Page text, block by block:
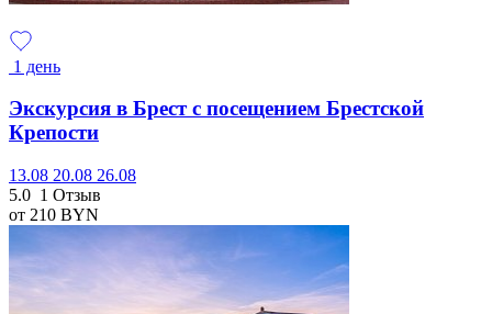
1 день
Экскурсия в Брест с посещением Брестской
Крепости
13.08 20.08 26.08
5.0 1 Отзыв
от 210 BYN